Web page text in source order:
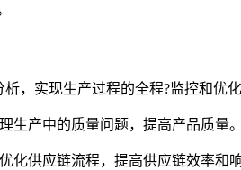
，实现生产过程的全程?监控和优
生产中的质量问题，提高产品质量。
供应链流程，提高供应链效率和响